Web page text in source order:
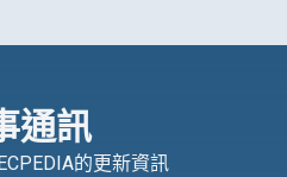
通訊
的更新資訊